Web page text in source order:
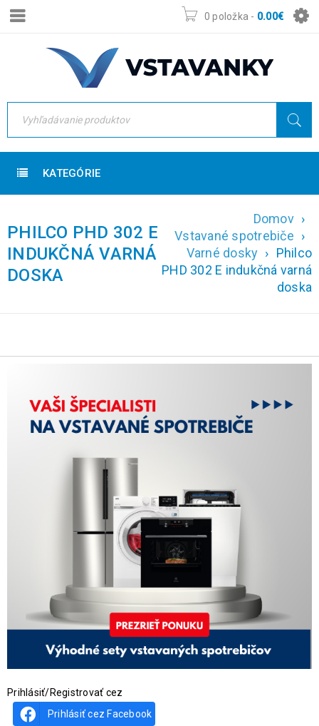
0 položka - 0.00€
KATEGÓRIE
PHILCO PHD 302 E
INDUKČNÁ VARNÁ
DOSKA
Domov ›
Vstavané spotrebiče ›
Varné dosky › Philco
PHD 302 E indukčná varná
doska
Prihlásiť/Registrovať cez
Prihlásiť cez Facebook